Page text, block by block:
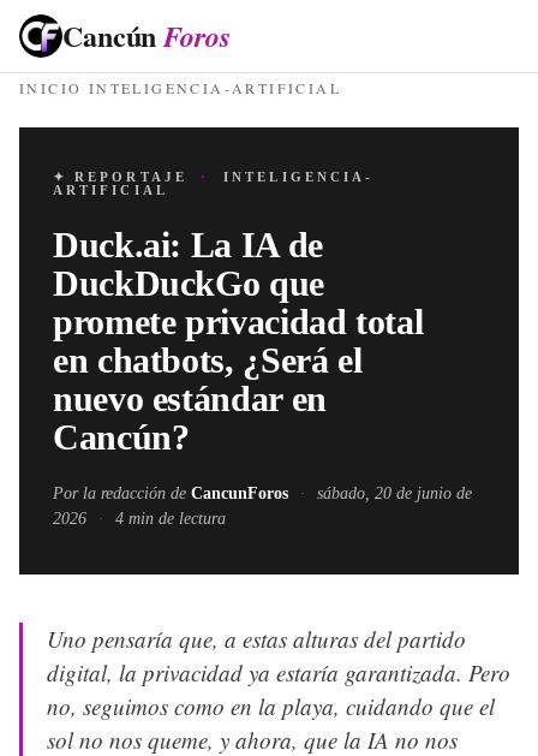
CancúnForos
INICIO· INTELIGENCIA-ARTIFICIAL
✦ REPORTAJE ·
INTELIGENCIA-
ARTIFICIAL
Duck.ai: La IA de
DuckDuckGo que
promete privacidad total
en chatbots, ¿Será el
nuevo estándar en
Cancún?
Por la redacción de CancunForos ·
sábado, 20 de junio de
2026
· 4 min de lectura
Uno pensaría que, a estas alturas del partido
digital, la privacidad ya estaría garantizada. Pero
no, seguimos como en la playa, cuidando que el
sol no nos queme, y ahora, que la IA no nos